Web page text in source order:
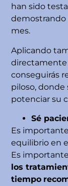
han sido
demostrando
mes.
Aplicando
directamente
conseguirás
piloso, donde
potenciar su
Sé
Es
equilibrio en
Es
los
tiempo